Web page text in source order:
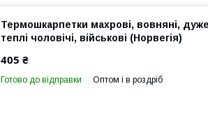
Термошкарпетки махрові, вовняні, дуже
теплі чоловічі, військові (Норвегія)
405 ₴
Готово до відправки Оптом і в роздріб